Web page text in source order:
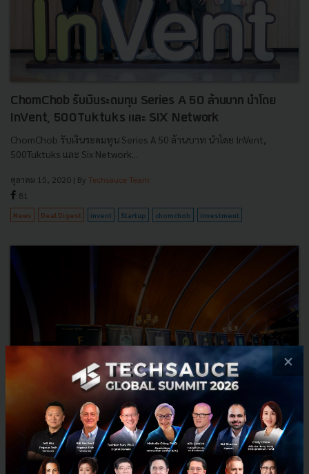
ChomChob รับเงินระดมทุน Series A 50 ล้านบาท นำโดย
InVent, 500Tuktuks และ SIX Network
ChomChob รับเงินระดมทุน Series A 50 ล้านบาท นำโดย InVent,
500Tuktuks และ Six Network...
ตุลาคม 15, 2020 | By Techsauce Team
81
News Deal Digest invent Startup chomchob investment
มารู้จักกับ 15 ทีม ฟินเทคจากโครงการ Krungsri RISE
×